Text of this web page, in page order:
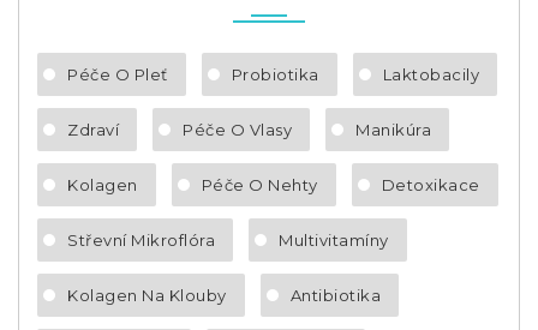
Péče O Pleť Probiotika Laktobacily
Zdraví Péče O Vlasy Manikúra
Kolagen Péče O Nehty Detoxikace
Střevní Mikroflóra Multivitamíny
Kolagen Na Klouby Antibiotika